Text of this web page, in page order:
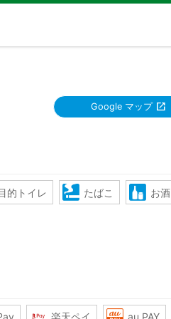
Google マップ
的トイレ たばこ お酒